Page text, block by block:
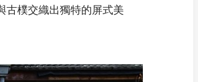
古樸交織出獨特的屏式美